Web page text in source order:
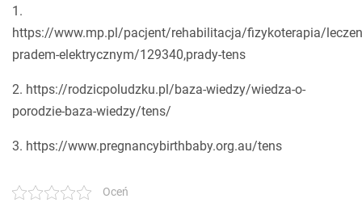
1.
https://www.mp.pl/pacjent/rehabilitacja/fizykoterapia/
pradem-elektrycznym/129340,prady-tens
2. https://rodzicpoludzku.pl/baza-wiedzy/wiedza-o-
porodzie-baza-wiedzy/tens/
3. https://www.pregnancybirthbaby.org.au/tens
Oceń